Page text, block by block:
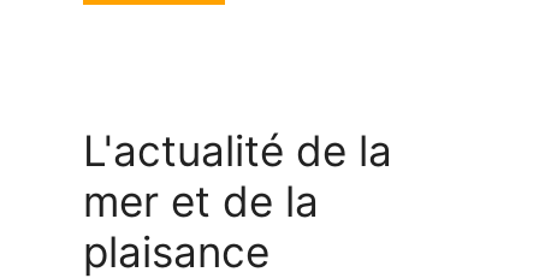
L'actualité de la
mer et de la
plaisance